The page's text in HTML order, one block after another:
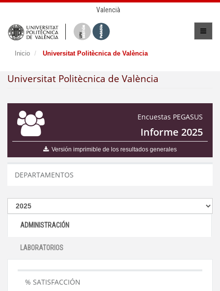
Valencià
Inicio Universitat Politècnica de València
Universitat Politècnica de València
Encuestas PEGASUS
Informe 2025
Versión imprimible de los resultados generales
DEPARTAMENTOS
ADMINISTRACIÓN
LABORATORIOS
% SATISFACCIÓN